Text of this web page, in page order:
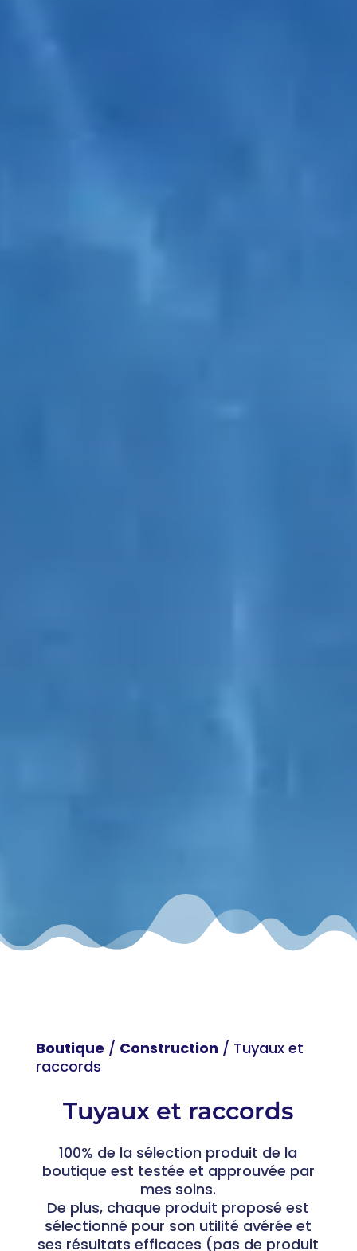
Boutique / Construction / Tuyaux et
raccords
Tuyaux et raccords
100% de la sélection produit de la
boutique est testée et approuvée par
mes soins.
De plus, chaque produit proposé est
sélectionné pour son utilité avérée et
ses résultats efficaces (pas de produit